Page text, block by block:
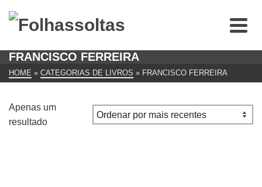
FRANCISCO FERREIRA
HOME » CATEGORIAS DE LIVROS » FRANCISCO FERREIRA
Apenas um
resultado